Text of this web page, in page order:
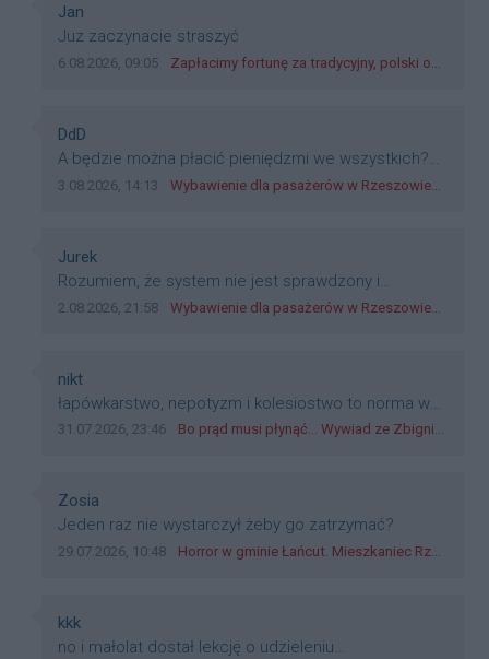
Autor komentarza:
Jan
Treść komentarza:
Juz zaczynacie straszyć
Data dodania komentarza:
6.08.2026, 09:05 Źródło komentarza:
Zapłacimy fortunę za tradycyjny, polski obiad?! Ceny ziemniaków w skupach skoczyły o 265 procent!
Autor komentarza:
DdD
Treść komentarza:
A będzie można płacić pieniędzmi we wszystkich?
Bo banknoty emitowane przez Narodowy Bank
dyskryminację.
Data dodania komentarza:
3.08.2026, 14:13 Źródło komentarza:
Wybawienie dla pasażerów w Rzeszowie? W mieście ruszyły testy nowego rozwiązania
Autor komentarza:
Jurek
Treść komentarza:
Rozumiem, że system nie jest sprawdzony i
przetestowany. Wybieram się z mim młodym do
radę. Albo ogarną, jak to teraz młode ludzie mówią.
Data dodania komentarza:
2.08.2026, 21:58 Źródło komentarza:
Wybawienie dla pasażerów w Rzeszowie? W mieście ruszyły testy nowego rozwiązania
Autor komentarza:
nikt
Treść komentarza:
łapówkarstwo, nepotyzm i kolesiostwo to norma w
pge dystrybucja rzeszów, takie ***e jak wozowicz
Data dodania komentarza:
31.07.2026, 23:46 Źródło komentarza:
Bo prąd musi płynąć... Wywiad ze Zbigniewem Możdżeniem - Dyrektorem Generalnym Oddziału PGE Dystrybucja w Rzeszowie
Autor komentarza:
Zosia
Treść komentarza:
Jeden raz nie wystarczył żeby go zatrzymać?
Data dodania komentarza:
29.07.2026, 10:48 Źródło komentarza:
Horror w gminie Łańcut. Mieszkaniec Rzeszowa terroryzował rodzinę nożem i zaatakował policjantów! [VIDEO]
Autor komentarza:
kkk
Treść komentarza:
no i małolat dostał lekcję o udzieleniu